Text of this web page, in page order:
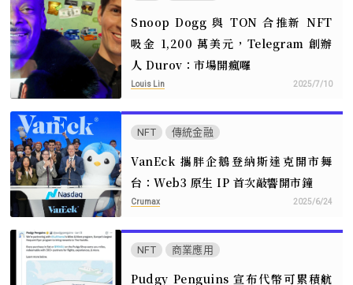
Snoop Dogg 與 TON 合推新 NFT
吸金 1,200 萬美元，Telegram 創辦
人 Durov：市場開瘋囉
Louis Lin 2025/7/10
NFT 傳統金融
VanEck 攜胖企鵝登納斯達克開市舞
台：Web3 原生 IP 首次敲響開市鐘
Crumax 2025/6/24
NFT 商業應用
Pudgy Penguins 宣布代幣可累積航